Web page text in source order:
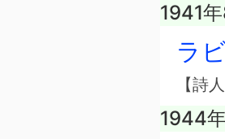
1941
ラ
【詩
1944